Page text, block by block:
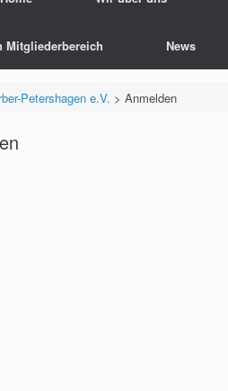
Mitgliederbereich News
Petershagen e.V. > Anmelden